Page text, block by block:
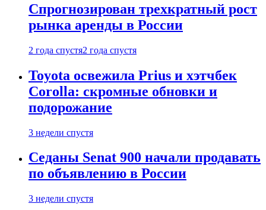
Спрогнозирован трехкратный рост
рынка аренды в России
2 года спустя2 года спустя
Toyota освежила Prius и хэтчбек
Corolla: скромные обновки и
подорожание
3 недели спустя
Седаны Senat 900 начали продавать
по объявлению в России
3 недели спустя